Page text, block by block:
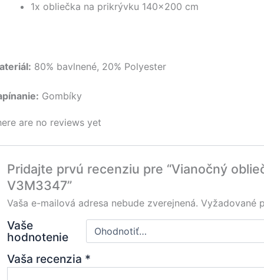
1x obliečka na prikrývku 140×200 cm
80% bavlnené, 20% Polyester
Gombíky
are no reviews yet
Pridajte prvú recenziu pre “Vianočný
V3M3347”
Vaša e-mailová adresa nebude zverejnená. Vyžadované
Vaše
hodnotenie
Vaša recenzia *